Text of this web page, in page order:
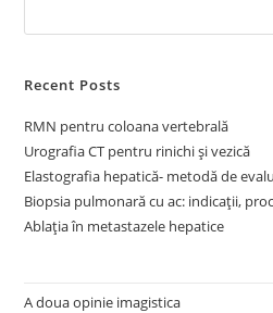
Recent Posts
RMN pentru coloana vertebrală
Urografia CT pentru rinichi și vezică
Elastografia hepatică- metodă de
Biopsia pulmonară cu ac: indicații,
Ablația în metastazele hepatice
A doua opinie imagistica